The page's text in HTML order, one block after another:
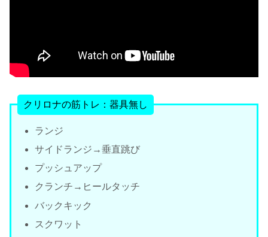
クリロナの筋トレ：器具無し
ランジ
サイドランジ→垂直跳び
プッシュアップ
クランチ→ヒールタッチ
バックキック
スクワット